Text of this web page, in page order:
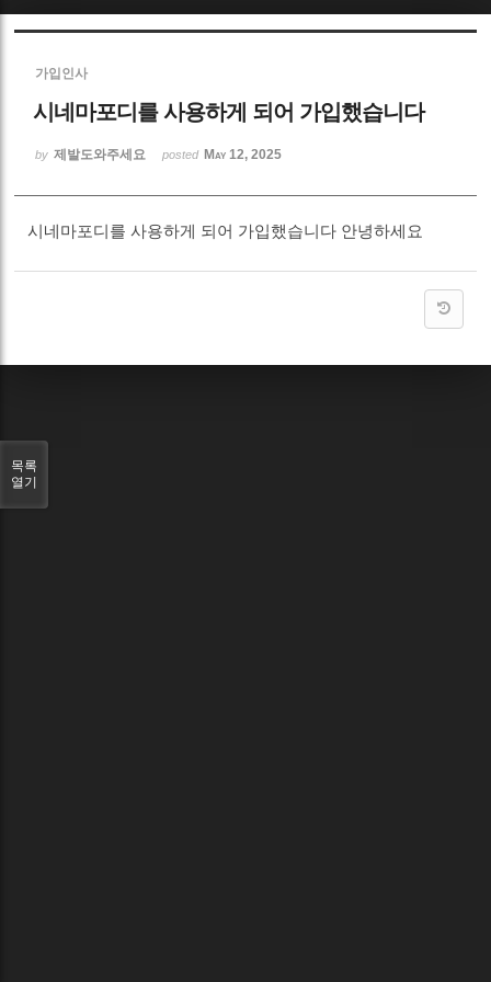
가입인사
시네마포디를 사용하게 되어 가입했습니다
by 제발도와주세요 posted May 12, 2025
시네마포디를 사용하게 되어 가입했습니다 안녕하세요
목록
열기
Sketchbook5, 스케치북5
Sketchbook5, 스케치북5